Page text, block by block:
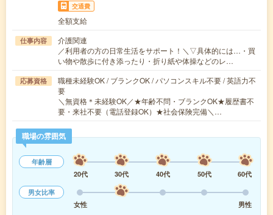
交通費
全額支給
仕事内容
介護関連
／利用者の方の日常生活をサポート！＼▽具体的には…・買
い物や散歩に付き添ったり・折り紙や体操などのレ…
応募資格
職種未経験OK / ブランクOK / パソコンスキル不要 / 英語力不
要
＼無資格＊未経験OK／★年齢不問・ブランクOK★履歴書不
要・来社不要（電話登録OK）★社会保険完備＼…
職場の雰囲気
年齢層
20代
30代 40代 50代
60代
男女比率
女性
男性